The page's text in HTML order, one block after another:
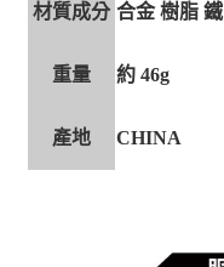
材質成分 合金 樹脂 鐵
重量 約 46g
產地 CHINA